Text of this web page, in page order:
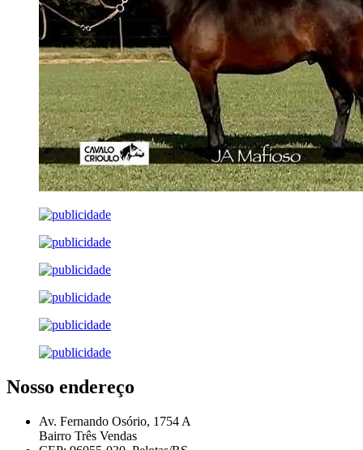
Nosso endereço
Av. Fernando Osório, 1754 A
Bairro Três Vendas